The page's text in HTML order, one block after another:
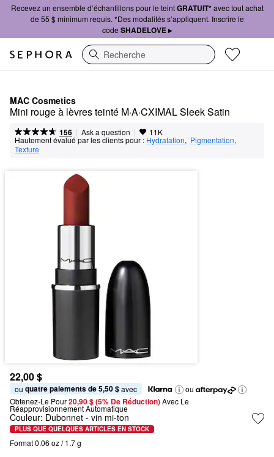
Recevez un ensemble d’échantillons pour le teintGRATUIT*avec tout achat
de 55 $ minimum requis. *Des modalités s’appliquent. Inscrire le
code SHADELOVE ▸
Recherche
MAC Cosmetics
Mini rouge à lèvres teinté M·A·CXIMAL Sleek Satin
156 | Ask a question | 11K
Hautement évalué par les clients pour : Hydratation, Pigmentation,
Texture
22,00 $
ou quatre paiements de 5,50 $ avec
ou
Obtenez-Le Pour20,90 $ (5% De Réduction) Avec Le
Réapprovisionnement Automatique
Couleur: Dubonnet - vin mi-ton
PLUS QUE QUELQUES ARTICLES EN STOCK
Format 0.06 oz / 1.7 g